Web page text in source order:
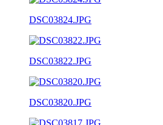
DSC03824.JPG
DSC03822.JPG
DSC03820.JPG